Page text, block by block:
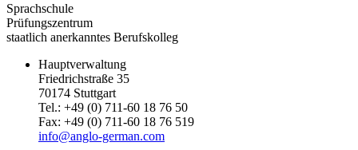
Sprachschule
Prüfungszentrum
staatlich anerkanntes Berufskolleg
Hauptverwaltung
Friedrichstraße 35
70174 Stuttgart
Tel.: +49 (0) 711-60 18 76 50
Fax: +49 (0) 711-60 18 76 519
info@anglo-german.com